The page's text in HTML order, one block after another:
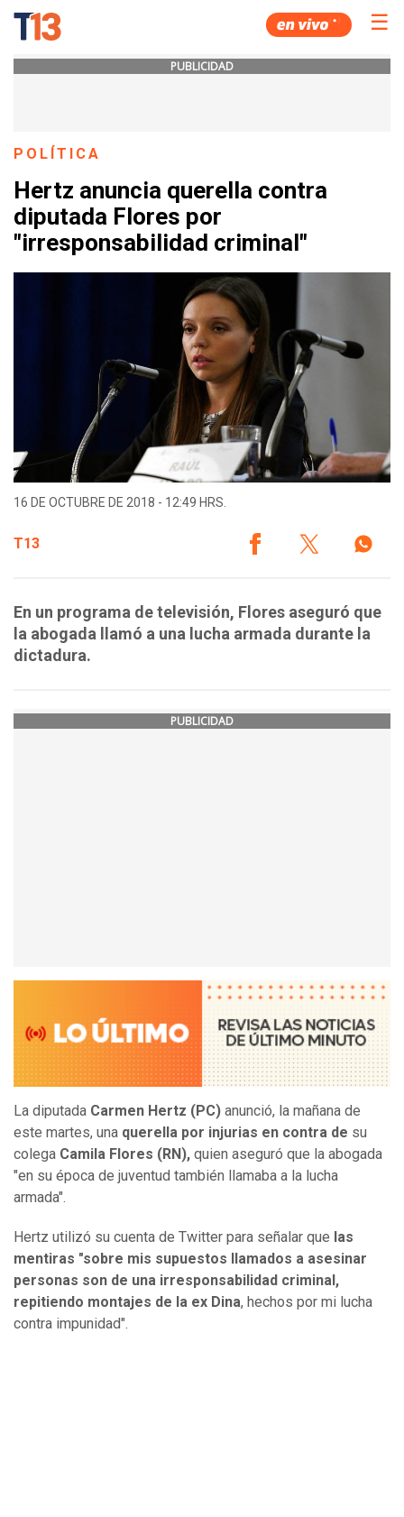
☰
PUBLICIDAD
POLÍTICA
Hertz anuncia querella contra
diputada Flores por
"irresponsabilidad criminal"
16 DE OCTUBRE DE 2018 - 12:49 HRS.
T13
En un programa de televisión, Flores aseguró que
la abogada llamó a una lucha armada durante la
dictadura.
PUBLICIDAD
La diputada Carmen Hertz (PC) anunció, la mañana de
este martes, una querella por injurias en contra de su
colega Camila Flores (RN), quien aseguró que la abogada
"en su época de juventud también llamaba a la lucha
armada".
Hertz utilizó su cuenta de Twitter para señalar que las
mentiras "sobre mis supuestos llamados a asesinar
personas son de una irresponsabilidad criminal,
repitiendo montajes de la ex Dina, hechos por mi lucha
contra impunidad".